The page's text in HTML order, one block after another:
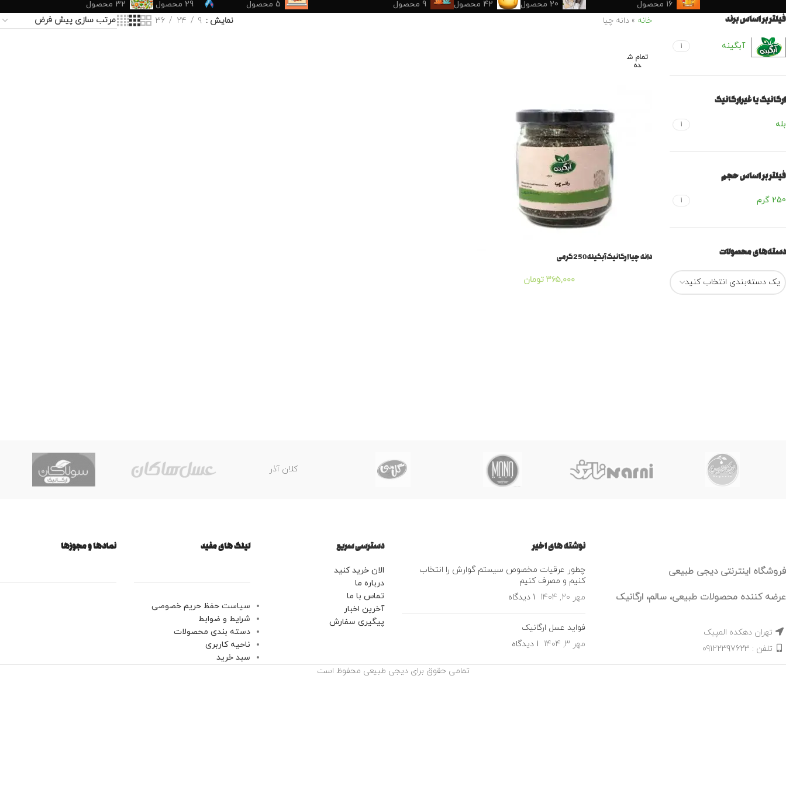
16 محصول
20 محصول
42 محصول
9 محصول
5 محصول
29 محصول
32 محصول
فیلتر بر اساس برند
آبگینه 1
ارگانیک یا غیرارگانیک
بله 1
فیلتر بر اساس حجم
250 گرم 1
دسته‌های محصولات
یک دسته‌بندی انتخاب کنید
خانه » دانه چیا نمایش 9
24
36
تمام ش
ده
دانه چیا ارگانیک آبگینه 250 گرمی
۳۶۵,۰۰۰ تومان
کلان آذر
فروشگاه اینترنتی دیجی طبیعی
عرضه کننده محصولات طبیعی، سالم، ارگانیک
تهران دهکده المپیک
تلفن : 09122397623
نوشته های اخیر
چطور عرقیات مخصوص سیستم گوارش را انتخاب
کنیم و مصرف کنیم
مهر 20, 1404
1 دیدگاه
فواید عسل ارگانیک
مهر 3, 1404
1 دیدگاه
دسترسی سریع
الان خرید کنید
درباره ما
تماس با ما
آخرین اخبار
پیگیری سفارش
لینک های مفید
سیاست حفظ حریم خصوصی
شرایط و ضوابط
دسته بندی محصولات
ناحیه کاربری
سبد خرید
نمادها و مجوزها
تمامی حقوق برای دیجی طبیعی محفوظ است